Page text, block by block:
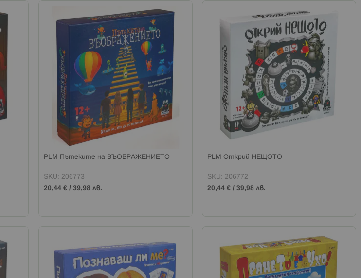
PLM Пътеките на ВЪОБРАЖЕНИЕТО
SKU: 206773
20,44 € /39,98 лв.
PLM Открий НЕЩОТО
SKU: 206772
20,44 € /39,98 лв.